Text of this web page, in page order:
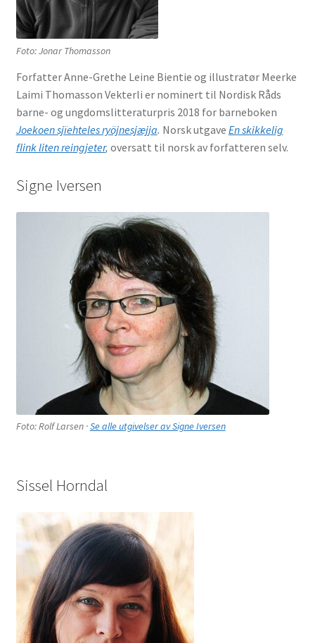
Foto: Jonar Thomasson
Forfatter Anne-Grethe Leine Bientie og illustratør Meerke
Laimi Thomasson Vekterli er nominert til Nordisk Råds
barne- og ungdomslitteraturpris 2018 for barneboken
Joekoen sjïehteles ryöjnesjæjja. Norsk utgave En skikkelig
flink liten reingjeter, oversatt til norsk av forfatteren selv.
Signe Iversen
Foto: Rolf Larsen ·Se alle utgivelser av Signe Iversen
Sissel Horndal